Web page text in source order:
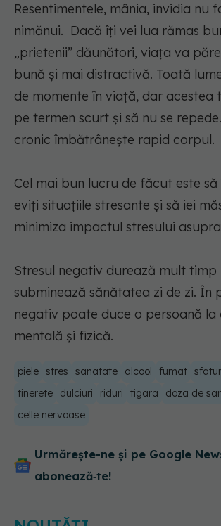
Resentimentele, mânia, invidia nu
nimănui. Dacă îți vei lua rămas
„prietenii” dăunători, viața va
bună și mai distractivă. Toată
de momente în viață, dar acestea
pe termen scurt și să nu se
cronic îmbătrânește rapid corpul.
Cel mai bun lucru de făcut este să
eviți situațiile stresante și să iei
minimiza impactul stresului
Stresul negativ durează mult timp
subminează sănătatea zi de zi. În
negativ poate duce o persoană la
mentală și fizică.
piele stres sanatate alcool fumat
tinerete
dulciuri riduri tigara
doza de
celle nervoase
Urmărește-ne și pe Google
abonează‑te!